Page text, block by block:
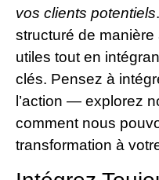
vos clients potentiels
structuré de
utiles tout en
clés. Pensez à
l’action — explorez
comment nous
transformation à